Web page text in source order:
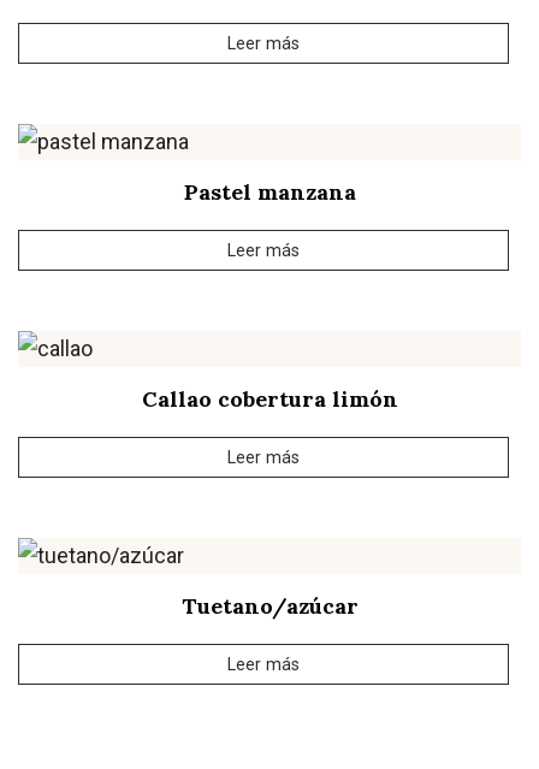
Leer más
Pastel manzana
Leer más
Callao cobertura limón
Leer más
Tuetano/azúcar
Leer más